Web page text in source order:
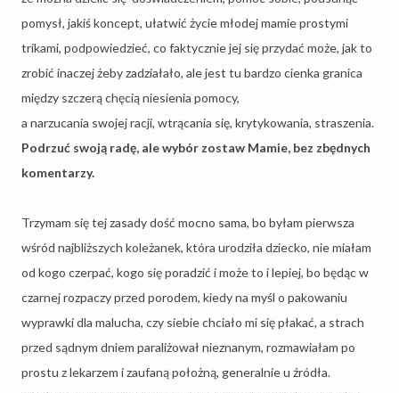
pomysł, jakiś koncept, ułatwić życie młodej mamie prostymi
trikami, podpowiedzieć, co faktycznie jej się przydać może, jak to
zrobić inaczej żeby zadziałało, ale jest tu bardzo cienka granica
między szczerą chęcią niesienia pomocy,
a narzucania swojej racji, wtrącania się, krytykowania, straszenia.
Podrzuć swoją radę, ale wybór zostaw Mamie, bez zbędnych
komentarzy.
Trzymam się tej zasady dość mocno sama, bo byłam pierwsza
wśród najbliższych koleżanek, która urodziła dziecko, nie miałam
od kogo czerpać, kogo się poradzić i może to i lepiej, bo będąc w
czarnej rozpaczy przed porodem, kiedy na myśl o pakowaniu
wyprawki dla malucha, czy siebie chciało mi się płakać, a strach
przed sądnym dniem paraliżował nieznanym, rozmawiałam po
prostu z lekarzem i zaufaną położną, generalnie u źródła.